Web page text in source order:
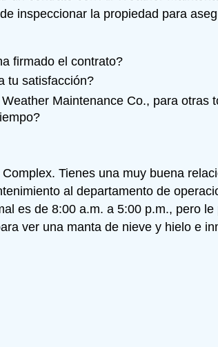
inspeccionar la propiedad para
firmado el contrato?
tu satisfacción?
Maintenance Co., para otras
Tienes una muy buena
al departamento de
es de 8:00 a.m. a 5:00 p.m., pero
ver una manta de nieve y hielo e